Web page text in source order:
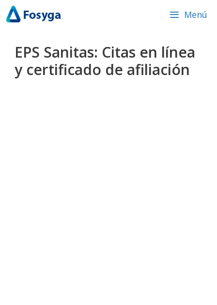
Saltar
al
Menú
EPS Sanitas: Citas en línea
y certificado de afiliación